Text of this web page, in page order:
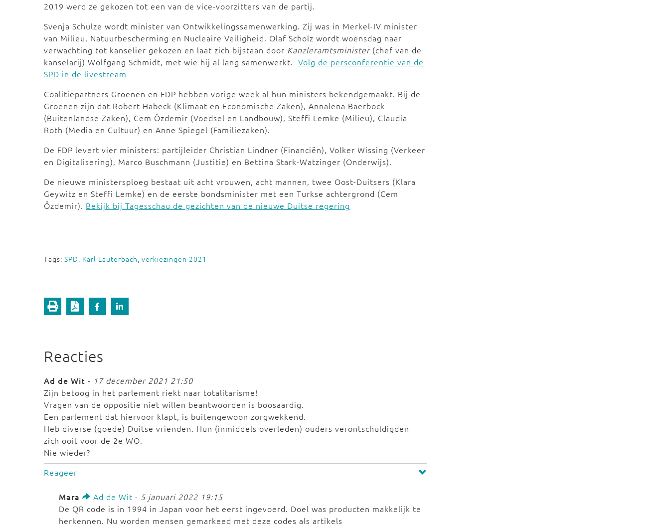
2019 werd ze gekozen tot een van de vice-voorzitters van de partij.
Svenja Schulze wordt minister van Ontwikkelingssamenwerking. Zij was in Merkel-IV minister
van Milieu, Natuurbescherming en Nucleaire Veiligheid. Olaf Scholz wordt woensdag naar
verwachting tot kanselier gekozen en laat zich bijstaan door Kanzleramtsminister(chef van de
kanselarij) Wolfgang Schmidt, met wie hij al lang samenwerkt. Volg de persconferentie van de
SPD in de livestream
Coalitiepartners Groenen en FDP hebben vorige week al hun ministers bekendgemaakt. Bij de
Groenen zijn dat Robert Habeck (Klimaat en Economische Zaken), Annalena Baerbock
(Buitenlandse Zaken), Cem Özdemir (Voedsel en Landbouw), Steffi Lemke (Milieu), Claudia
Roth (Media en Cultuur) en Anne Spiegel (Familiezaken).
De FDP levert vier ministers: partijleider Christian Lindner (Financiën), Volker Wissing (Verkeer
en Digitalisering), Marco Buschmann (Justitie) en Bettina Stark-Watzinger (Onderwijs).
De nieuwe ministersploeg bestaat uit acht vrouwen, acht mannen, twee Oost-Duitsers (Klara
Geywitz en Steffi Lemke) en de eerste bondsminister met een Turkse achtergrond (Cem
Özdemir). Bekijk bij Tagesschau de gezichten van de nieuwe Duitse regering
Tags: SPD, Karl Lauterbach, verkiezingen 2021
Reacties
Ad de Wit - 17 december 2021 21:50
Zijn betoog in het parlement riekt naar totalitarisme!
Vragen van de oppositie niet willen beantwoorden is boosaardig.
Een parlement dat hiervoor klapt, is buitengewoon zorgwekkend.
Heb diverse (goede) Duitse vrienden. Hun (inmiddels overleden) ouders verontschuldigden
zich ooit voor de 2e WO.
Nie wieder?
Reageer
Mara Ad de Wit - 5 januari 2022 19:15
De QR code is in 1994 in Japan voor het eerst ingevoerd. Doel was producten makkelijk te
herkennen. Nu worden mensen gemarkeed met deze codes als artikels